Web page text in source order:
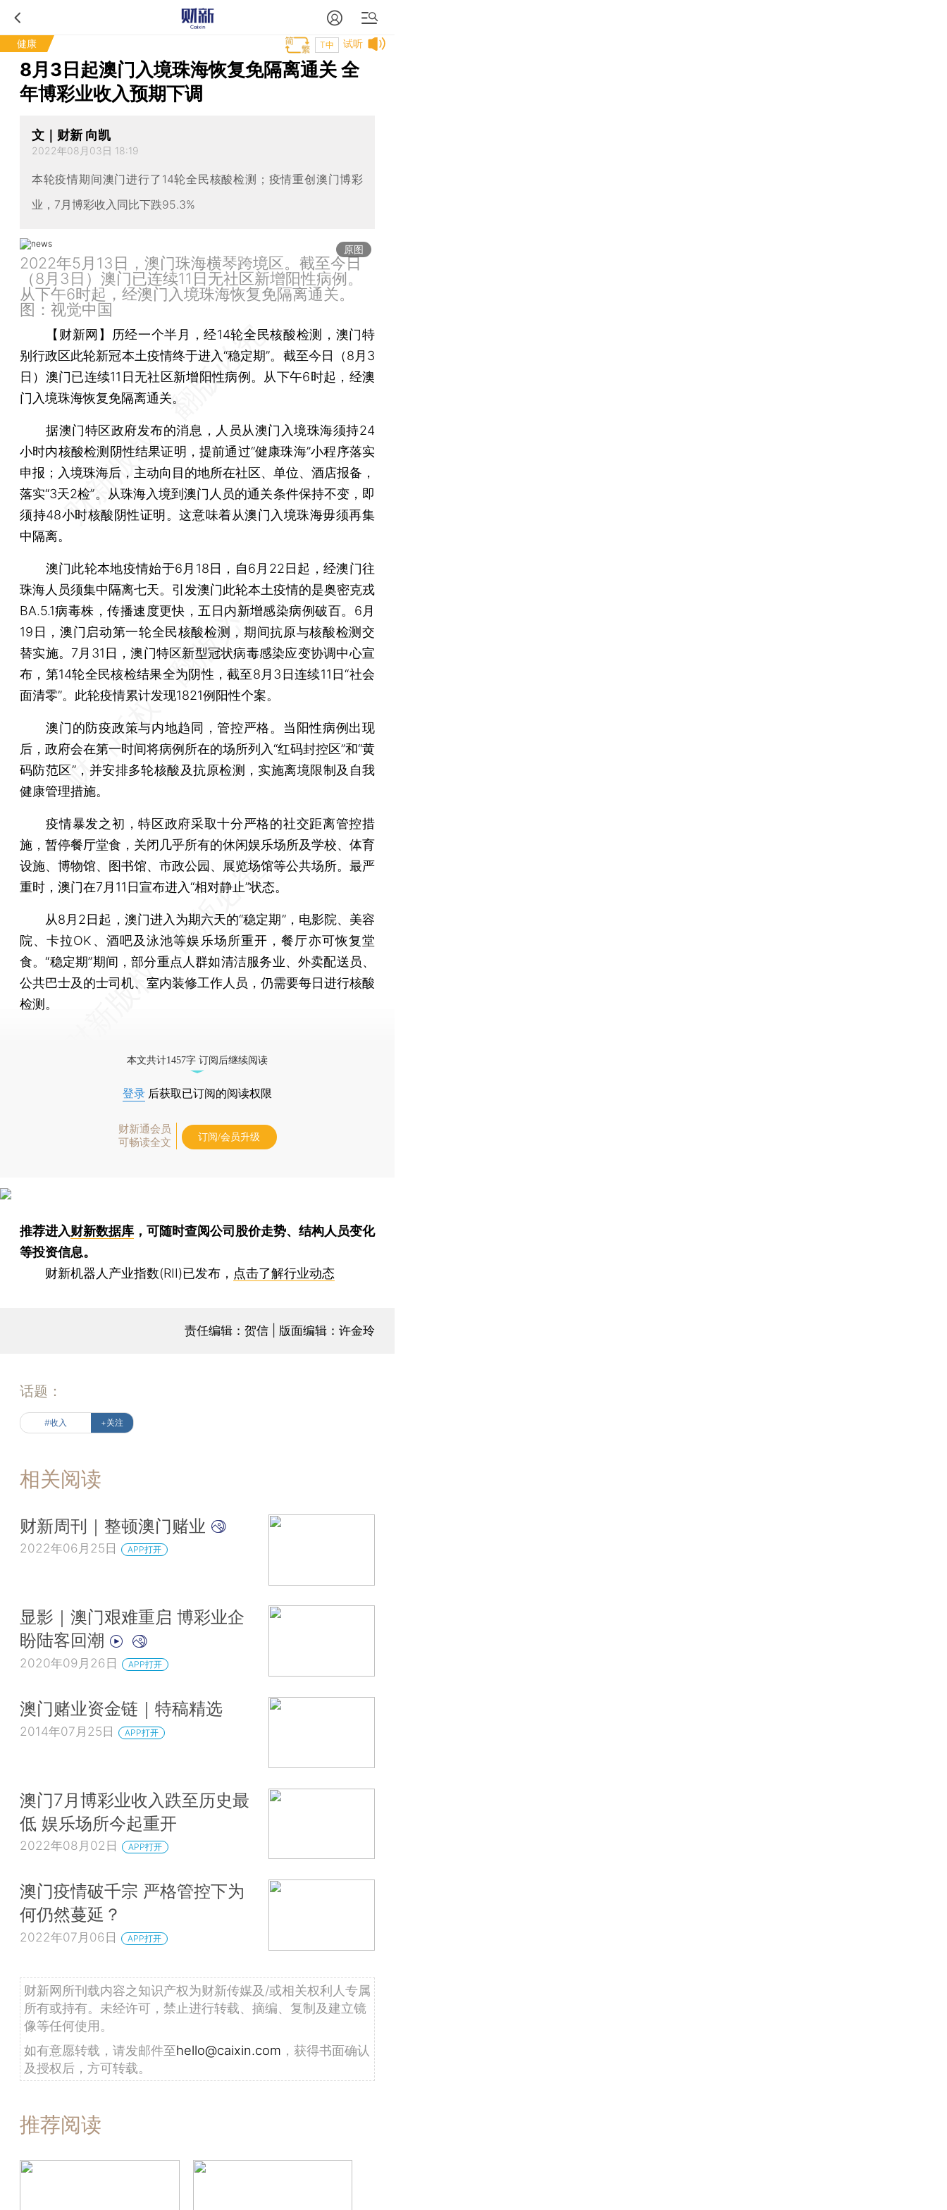
健康 试听
T中
8月3日起澳门入境珠海恢复免隔离通关 全
年博彩业收入预期下调
文｜财新 向凯
2022年08月03日 18:19
本轮疫情期间澳门进行了14轮全民核酸检测；疫情重创澳门博彩
业，7月博彩收入同比下跌95.3%
原图
2022年5月13日，澳门珠海横琴跨境区。截至今日
（8月3日）澳门已连续11日无社区新增阳性病例。
从下午6时起，经澳门入境珠海恢复免隔离通关。
图：视觉中国
【财新网】
历经一个半月，经14轮全民核酸检测，澳门特
别行政区此轮新冠本土疫情终于进入“稳定期”。截至今日（8月3
日）澳门已连续11日无社区新增阳性病例。从下午6时起，经澳
门入境珠海恢复免隔离通关。
据澳门特区政府发布的消息，人员从澳门入境珠海须持24
小时内核酸检测阴性结果证明，提前通过“健康珠海”小程序落实
申报；入境珠海后，主动向目的地所在社区、单位、酒店报备，
落实“3天2检”。从珠海入境到澳门人员的通关条件保持不变，即
须持48小时核酸阴性证明。这意味着从澳门入境珠海毋须再集
中隔离。
澳门此轮本地疫情始于6月18日，自6月22日起，经澳门往
珠海人员须集中隔离七天。引发澳门此轮本土疫情的是奥密克戎
BA.5.1病毒株，传播速度更快，五日内新增感染病例破百。6月
19日，澳门启动第一轮全民核酸检测，期间抗原与核酸检测交
替实施。7月31日，澳门特区新型冠状病毒感染应变协调中心宣
布，第14轮全民核检结果全为阴性，截至8月3日连续11日“社会
面清零”。此轮疫情累计发现1821例阳性个案。
澳门的防疫政策与内地趋同，管控严格。当阳性病例出现
后，政府会在第一时间将病例所在的场所列入“红码封控区”和“黄
码防范区”，并安排多轮核酸及抗原检测，实施离境限制及自我
健康管理措施。
疫情暴发之初，特区政府采取十分严格的社交距离管控措
施，暂停餐厅堂食，关闭几乎所有的休闲娱乐场所及学校、体育
设施、博物馆、图书馆、市政公园、展览场馆等公共场所。最严
重时，澳门在7月11日宣布进入“相对静止”状态。
从8月2日起，澳门进入为期六天的“稳定期”，电影院、美容
院、卡拉OK、酒吧及泳池等娱乐场所重开，餐厅亦可恢复堂
食。“稳定期”期间，部分重点人群如清洁服务业、外卖配送员、
公共巴士及的士司机、室内装修工作人员，仍需要每日进行核酸
检测。
本文共计1457字 订阅后继续阅读
登录 后获取已订阅的阅读权限
财新通会员
可畅读全文
订阅/会员升级
推荐进入财新数据库 ，可随时查阅公司股价走势、结构人员变化
等投资信息。
财新机器人产业指数(RII)已发布， 点击了解行业动态
责任编辑：贺信 | 版面编辑：许金玲
话题：
#收入 +关注
相关阅读
财新周刊｜整顿澳门赌业
2022年06月25日 APP打开
显影｜澳门艰难重启 博彩业企
盼陆客回潮
2020年09月26日 APP打开
澳门赌业资金链｜特稿精选
2014年07月25日 APP打开
澳门7月博彩业收入跌至历史最
低 娱乐场所今起重开
2022年08月02日 APP打开
澳门疫情破千宗 严格管控下为
何仍然蔓延？
2022年07月06日 APP打开
财新网所刊载内容之知识产权为财新传媒及/或相关权利人专属
所有或持有。未经许可，禁止进行转载、摘编、复制及建立镜
像等任何使用。
如有意愿转载，请发邮件至hello@caixin.com ，获得书面确认
及授权后，方可转载。
推荐阅读